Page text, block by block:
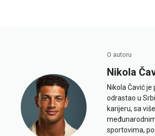
O autoru
Nikola
Nikola Čavić
odrastao u
karijeru, sa
sportovima,